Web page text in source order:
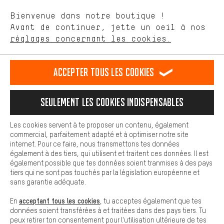
Langue"
français english
EN Deutsch español
RÉSILIER LE CONTRAT Communauté d'Aix-la-Chapelle
Programme d'affiliation Mentions Légales Protection des données
Conditions générales de vente Plateforme d'Alerte
Reprise des batteries Corepile Paramètres de cookies
Modifier le contraste
Tous les prix s'entendent en euros (MwSt hors) plus les
frais de portpour la livraison versÉtats-Unis.
Bienvenue dans notre boutique !
Avant de continuer, jette un oeil à nos
réglages concernant les cookies.
nous proposons grâce à ton comportement d'achat.
Plus de confort
est plus confortable. Avec les cookies de confort, nous
Nous pouvons ainsi mettre à ta disposition d'autres contenus et
informations utiles. De plus, tu as la possibilité d'utiliser des
facilement les bons produits. Par exemple, nous proposons une
facilement aux questions.
Cookies de base
Les cookies de base garantissent que tu puisses utiliser les
fonctions de notre site web.
Accepter tous les cookies
Seulement les cookies indispensables
Les cookies servent à te proposer un contenu, également
commercial, parfaitement adapté et à optimiser notre site
internet. Pour ce faire, nous transmettons tes données
également à des tiers, qui utilisent et traitent ces données. Il est
également possible que tes données soient tranmises à des pays
tiers qui ne sont pas touchés par la législation européenne et
sans garantie adéquate.
En acceptant tous les cookies , tu acceptes également que tes
données soient transférées à et traitées dans des pays tiers. Tu
peux retirer ton consentement pour l'utilisation ultérieure de tes